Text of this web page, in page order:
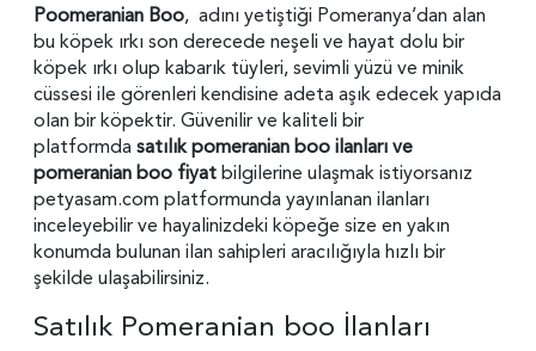
Poomeranian Boo, adını yetiştiği Pomeranya’dan alan
bu köpek ırkı son derecede neşeli ve hayat dolu bir
köpek ırkı olup kabarık tüyleri, sevimli yüzü ve minik
cüssesi ile görenleri kendisine adeta aşık edecek yapıda
olan bir köpektir. Güvenilir ve kaliteli bir
platformdasatılık pomeranian boo ilanları ve
pomeranian boo fiyatbilgilerine ulaşmak istiyorsanız
petyasam.com platformunda yayınlanan ilanları
inceleyebilir ve hayalinizdeki köpeğe size en yakın
konumda bulunan ilan sahipleri aracılığıyla hızlı bir
şekilde ulaşabilirsiniz.
Satılık Pomeranian boo İlanları